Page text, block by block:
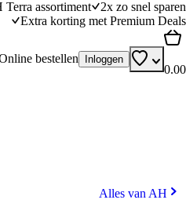
assortiment
2x zo snel sparen
Extra korting met Premium Deals
bestellen Inloggen
0.00
Alles van AH